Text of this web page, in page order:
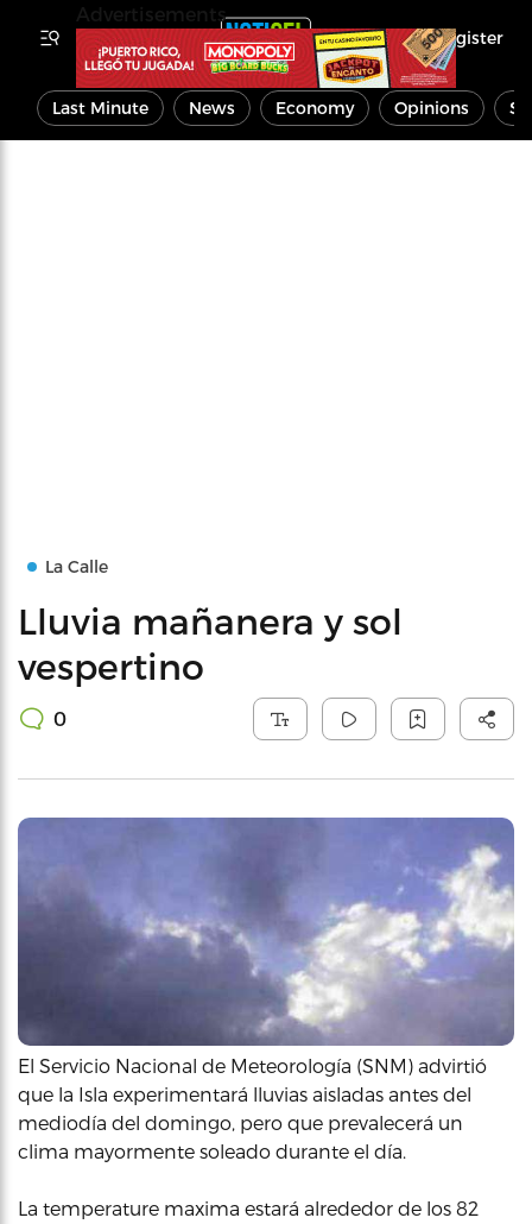
Register
Last Minute News Economy Opinions
La Calle
Lluvia mañanera y sol
vespertino
0
El Servicio Nacional de Meteorología (SNM) advirtió
que la Isla experimentará lluvias aisladas antes del
mediodía del domingo, pero que prevalecerá un
clima mayormente soleado durante el día.
La temperature maxima estará alrededor de los 82
Advertisements